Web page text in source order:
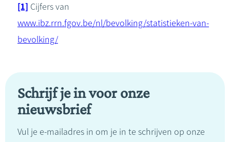
[1] Cijfers van
www.ibz.rrn.fgov.be/nl/bevolking/statistieken-van-
bevolking/
Schrijf je in voor onze
nieuwsbrief
Vul je e-mailadres in om je in te schrijven op onze